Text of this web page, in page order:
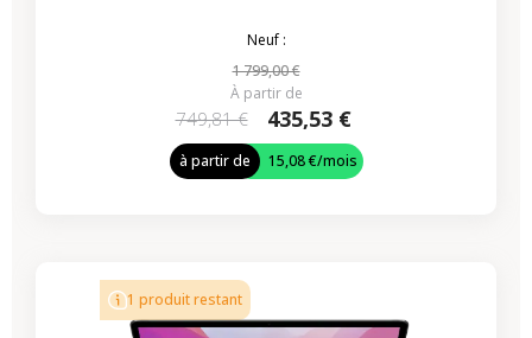
Neuf :
1 799,00 €
À partir de
749,81 € 435,53 €
à partir de 15,08 €/mois
1 produit restant